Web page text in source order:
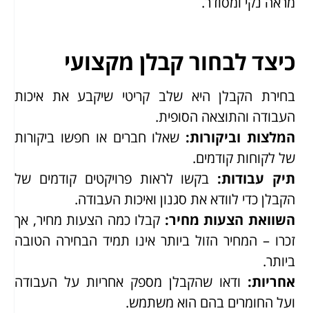
כיצד לבחור קבלן מקצועי
בחירת הקבלן היא שלב קריטי שיקבע את איכות
העבודה והתוצאה הסופית.
המלצות וביקורות: שאלו חברים או חפשו ביקורות
של לקוחות קודמים.
תיק עבודות: בקשו לראות פרויקטים קודמים של
הקבלן כדי לוודא את סגנון ואיכות העבודה.
השוואת הצעות מחיר: קבלו כמה הצעות מחיר, אך
זכרו – המחיר הזול ביותר אינו תמיד הבחירה הטובה
ביותר.
אחריות: ודאו שהקבלן מספק אחריות על העבודה
ועל החומרים בהם הוא משתמש.